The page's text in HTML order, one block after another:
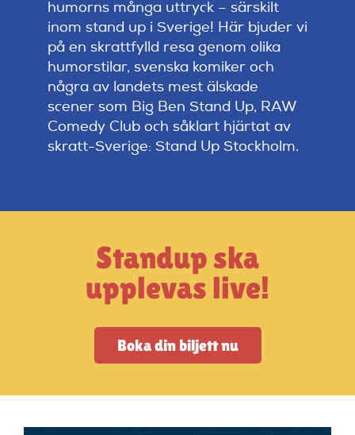
Klubbar
Artiklar
StandUpSverige PODDEN
Vanliga frågor
Mitt konto
humorns många uttryck – särskilt
inom stand up i Sverige! Här bjuder vi
på en skrattfylld resa genom olika
humorstilar, svenska komiker och
några av landets mest älskade
scener som Big Ben Stand Up, RAW
Comedy Club och såklart hjärtat av
skratt-Sverige: Stand Up Stockholm.
Standup ska
upplevas live!
Boka din biljett nu